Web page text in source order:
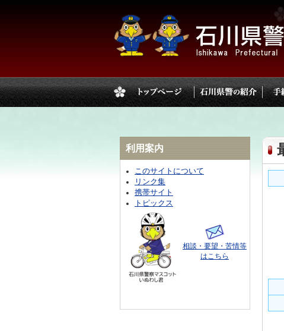
利用案内
このサイトについて
リンク集
携帯サイト
トピックス
相談・要望・苦情等
はこちら